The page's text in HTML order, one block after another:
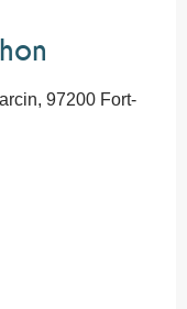
97200 Fort-